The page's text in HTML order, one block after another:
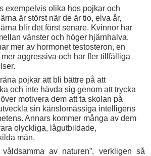
exempelvis olika hos pojkar och
är störst när de är tio, elva år,
blir det först senare. Kvinnor har
vänster och höger hjärnhalva.
mer av hormonet testosteron, en
aggressiva och har fler tillfälliga
pojkar att bli bättre på att
och inte hävda sig genom att trycka
motivera dem att ta skolan på
sin känslomässiga intelligens
Annars kommer många av dem
olyckliga, lågutbildade,
män.
av naturen”, verkligen så